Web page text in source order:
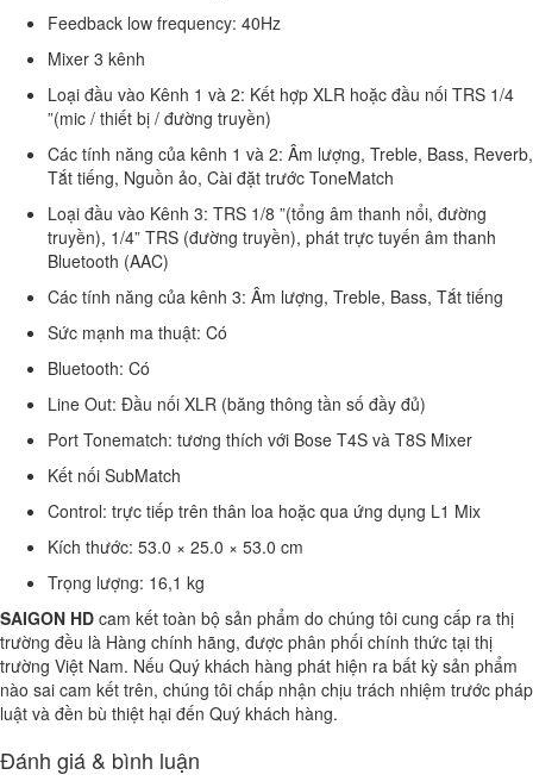
Feedback low frequency: 40Hz
Mixer 3 kênh
Loại đầu vào Kênh 1 và 2: Kết hợp XLR hoặc đầu nối TRS 1/4
”(mic / thiết bị / đường truyền)
Các tính năng của kênh 1 và 2: Âm lượng, Treble, Bass, Reverb,
Tắt tiếng, Nguồn ảo, Cài đặt trước ToneMatch
Loại đầu vào Kênh 3: TRS 1/8 ”(tổng âm thanh nổi, đường
truyền), 1/4” TRS (đường truyền), phát trực tuyến âm thanh
Bluetooth (AAC)
Các tính năng của kênh 3: Âm lượng, Treble, Bass, Tắt tiếng
Sức mạnh ma thuật: Có
Bluetooth: Có
Line Out: Đầu nối XLR (băng thông tần số đầy đủ)
Port Tonematch: tương thích với Bose T4S và T8S Mixer
Kết nối SubMatch
Control: trực tiếp trên thân loa hoặc qua ứng dụng L1 Mix
Kích thước: 53.0 × 25.0 × 53.0 cm
Trọng lượng: 16,1 kg
SAIGON HD cam kết toàn bộ sản phẩm do chúng tôi cung cấp ra thị
trường đều là Hàng chính hãng, được phân phối chính thức tại thị
trường Việt Nam. Nếu Quý khách hàng phát hiện ra bất kỳ sản phẩm
nào sai cam kết trên, chúng tôi chấp nhận chịu trách nhiệm trước pháp
luật và đền bù thiệt hại đến Quý khách hàng.
Đánh giá & bình luận